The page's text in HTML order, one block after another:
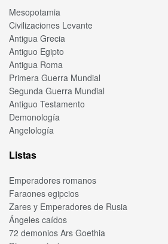
Mesopotamia
Civilizaciones Levante
Antigua Grecia
Antiguo Egipto
Antigua Roma
Primera Guerra Mundial
Segunda Guerra Mundial
Antiguo Testamento
Demonología
Angelología
Listas
Emperadores romanos
Faraones egipcios
Zares y Emperadores de Rusia
Ángeles caídos
72 demonios Ars Goethia